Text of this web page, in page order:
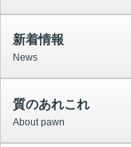
新着情報
News
質のあれこれ
About pawn